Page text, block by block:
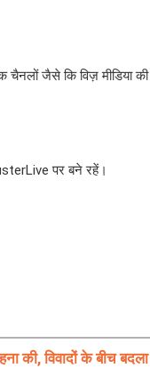
चैनलों जैसे कि विज़ मीडिया
पर बने रहें।
की, विवादों के बीच